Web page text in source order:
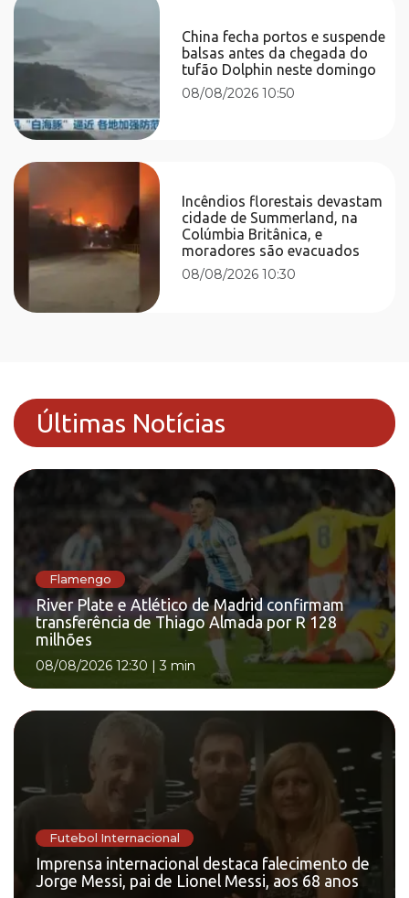
China fecha portos e suspende
balsas antes da chegada do
tufão Dolphin neste domingo
08/08/2026 10:50
Incêndios florestais devastam
cidade de Summerland, na
Colúmbia Britânica, e
moradores são evacuados
08/08/2026 10:30
Últimas Notícias
Flamengo
River Plate e Atlético de Madrid confirmam
transferência de Thiago Almada por R 128
milhões
08/08/2026 12:30 |3 min
Futebol Internacional
Imprensa internacional destaca falecimento de
Jorge Messi, pai de Lionel Messi, aos 68 anos